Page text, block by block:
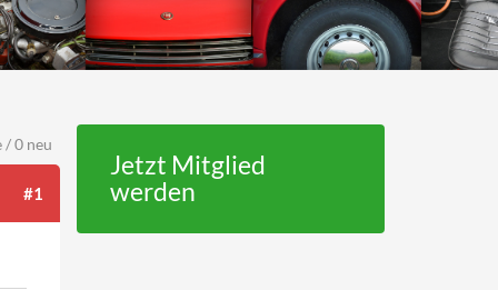
/ 0 neu
#1
Jetzt Mitglied
werden